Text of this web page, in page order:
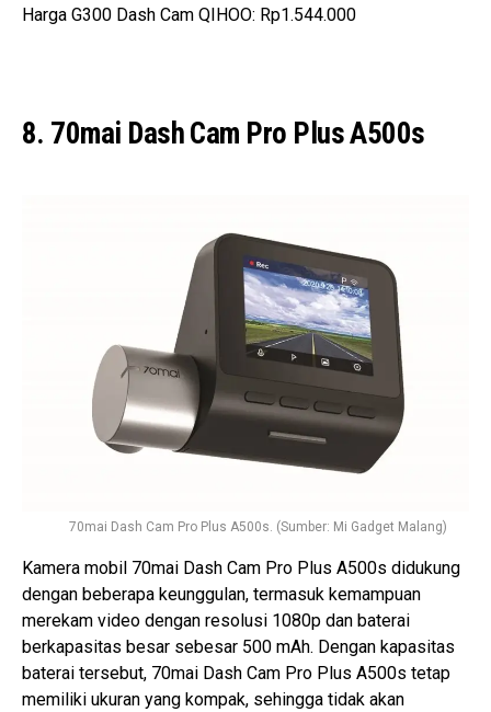
Harga G300 Dash Cam QIHOO: Rp1.544.000
8. 70mai Dash Cam Pro Plus A500s
70mai Dash Cam Pro Plus A500s. (Sumber: Mi Gadget Malang)
Kamera mobil 70mai Dash Cam Pro Plus A500s didukung
dengan beberapa keunggulan, termasuk kemampuan
merekam video dengan resolusi 1080p dan baterai
berkapasitas besar sebesar 500 mAh. Dengan kapasitas
baterai tersebut, 70mai Dash Cam Pro Plus A500s tetap
memiliki ukuran yang kompak, sehingga tidak akan